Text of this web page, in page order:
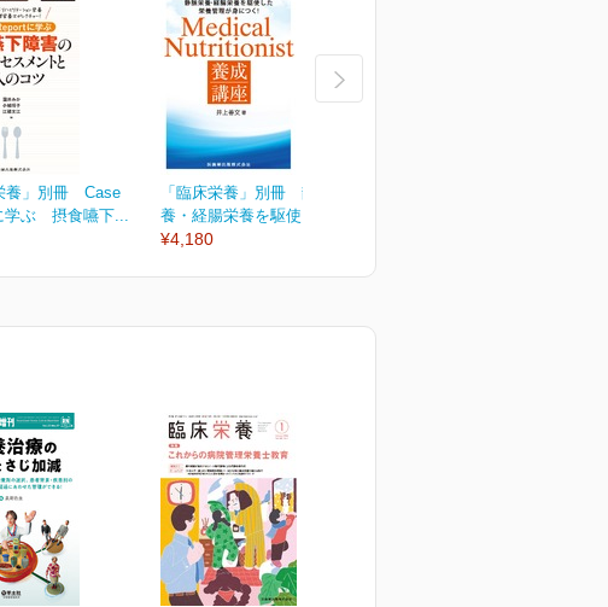
養」別冊 Case
学ぶ 摂食嚥下...
「臨床栄養」別冊 静脈栄
養・経腸栄養を駆使した...
¥4,180